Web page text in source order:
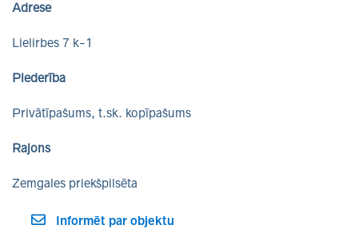
Adrese
Lielirbes 7 k-1
Piederība
Privātīpašums, t.sk. kopīpašums
Rajons
Zemgales priekšpilsēta
Informēt par objektu